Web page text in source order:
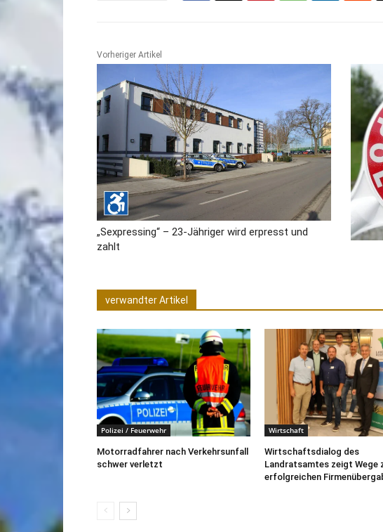
Vorheriger Artikel
„Sexpressing“ – 23-Jähriger wird erpresst und
zahlt
verwandter Artikel
Polizei / Feuerwehr
Motorradfahrer nach Verkehrsunfall
schwer verletzt
Wirtschaft
Wirtschaftsdialog des
Landratsamtes zeigt Wege
erfolgreichen